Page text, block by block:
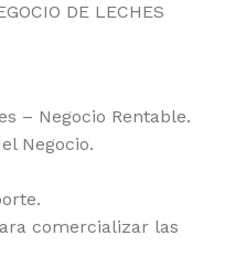
DE LECHES
– Negocio Rentable.
Negocio.
comercializar las